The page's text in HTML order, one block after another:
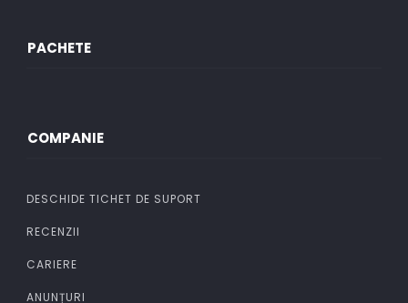
PACHETE
COMPANIE
DESCHIDE TICHET DE SUPORT
RECENZII
CARIERE
ANUNȚURI